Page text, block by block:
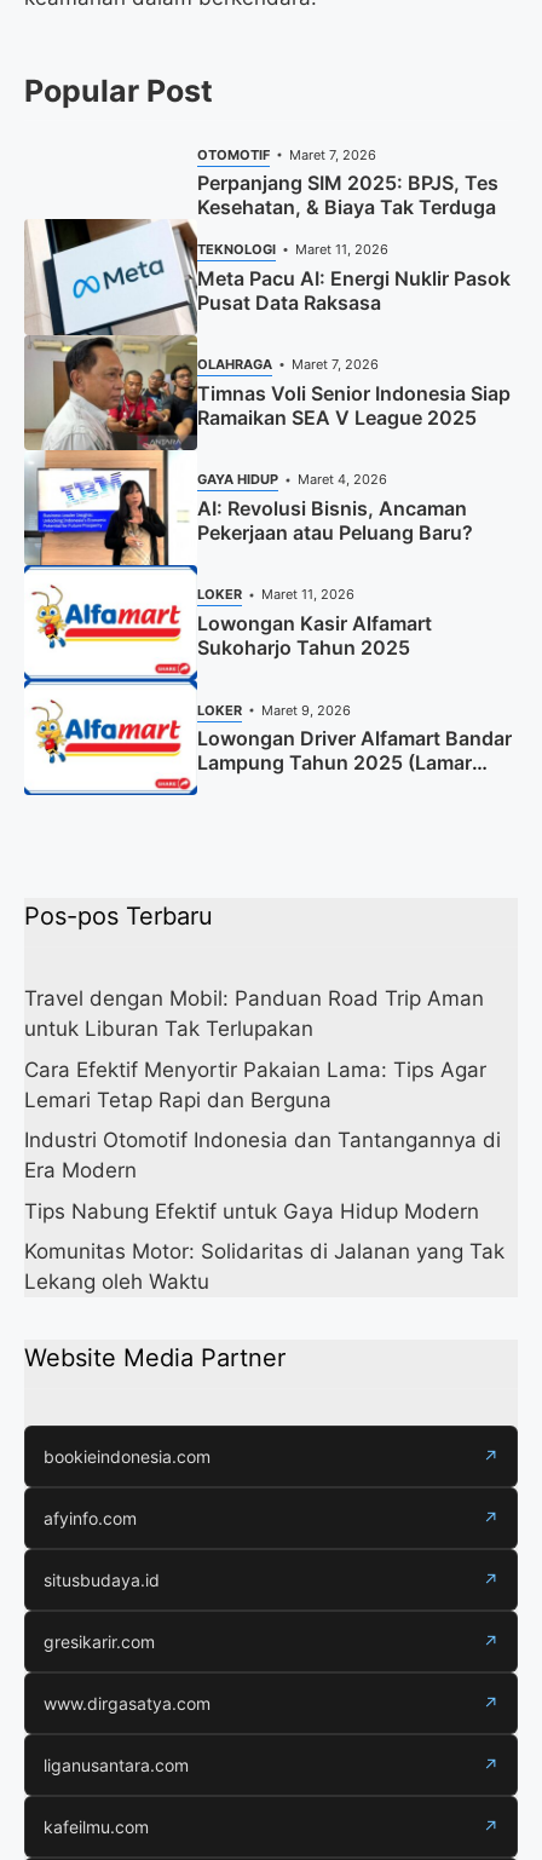
Popular Post
OTOMOTIF Maret 7, 2026
Perpanjang SIM 2025: BPJS, Tes
Kesehatan, & Biaya Tak Terduga
TEKNOLOGI Maret 11, 2026
Meta Pacu AI: Energi Nuklir Pasok
Pusat Data Raksasa
OLAHRAGA Maret 7, 2026
Timnas Voli Senior Indonesia Siap
Ramaikan SEA V League 2025
GAYA HIDUP Maret 4, 2026
AI: Revolusi Bisnis, Ancaman
Pekerjaan atau Peluang Baru?
LOKER Maret 11, 2026
Lowongan Kasir Alfamart
Sukoharjo Tahun 2025
LOKER Maret 9, 2026
Lowongan Driver Alfamart Bandar
Lampung Tahun 2025 (Lamar
Sekarang)
Pos-pos Terbaru
Travel dengan Mobil: Panduan Road Trip Aman
untuk Liburan Tak Terlupakan
Cara Efektif Menyortir Pakaian Lama: Tips Agar
Lemari Tetap Rapi dan Berguna
Industri Otomotif Indonesia dan Tantangannya di
Era Modern
Tips Nabung Efektif untuk Gaya Hidup Modern
Komunitas Motor: Solidaritas di Jalanan yang Tak
Lekang oleh Waktu
Website Media Partner
bookieindonesia.com ↗
afyinfo.com ↗
situsbudaya.id ↗
gresikarir.com ↗
www.dirgasatya.com ↗
liganusantara.com ↗
kafeilmu.com ↗